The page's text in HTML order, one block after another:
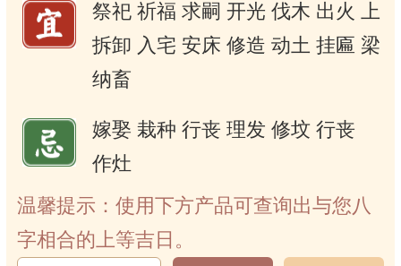
祭祀 祈福 求嗣 开光 伐木 出火
拆卸 入宅 安床 修造 动土
上
梁
挂匾
纳畜
嫁娶 栽种 行丧 理发 修坟 行丧
作灶
温馨提示：使用下方产品可查询出与您八
字相合的上等吉日。